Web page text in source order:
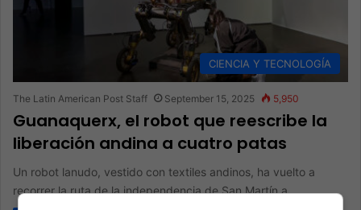
CIENCIA Y TECNOLOGÍA
The Latin American Post Staff September 15, 2025 5,950
Guanaquerx, el robot que reescribe la
liberación andina a cuatro patas
Un robot lanudo, vestido con textiles andinos, ha vuelto a
recorrer la ruta de la independencia de San Martín a…